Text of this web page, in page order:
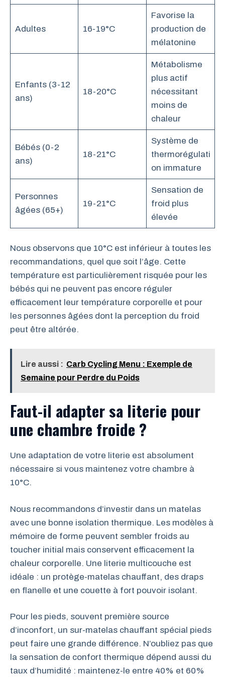
Adultes 16-19°C
Favorise la
production de
mélatonine
Enfants (3-12
ans)
18-20°C
Métabolisme
plus actif
nécessitant
moins de
chaleur
Bébés (0-2
ans)
18-21°C
Système de
thermorégulati
on immature
Personnes
âgées (65+)
19-21°C
Sensation de
froid plus
élevée
Nous observons que 10°C est inférieur à toutes les
recommandations, quel que soit l’âge. Cette
température est particulièrement risquée pour les
bébés qui ne peuvent pas encore réguler
efficacement leur température corporelle et pour
les personnes âgées dont la perception du froid
peut être altérée.
Lire aussi : Carb Cycling Menu : Exemple de
Semaine pour Perdre du Poids
Faut-il adapter sa literie pour
une chambre froide ?
Une adaptation de votre literie est absolument
nécessaire si vous maintenez votre chambre à
10°C.
Nous recommandons d’investir dans un matelas
avec une bonne isolation thermique. Les modèles à
mémoire de forme peuvent sembler froids au
toucher initial mais conservent efficacement la
chaleur corporelle. Une literie multicouche est
idéale : un protège-matelas chauffant, des draps
en flanelle et une couette à fort pouvoir isolant.
Pour les pieds, souvent première source
d’inconfort, un sur-matelas chauffant spécial pieds
peut faire une grande différence. N’oubliez pas que
la sensation de confort thermique dépend aussi du
taux d’humidité : maintenez-le entre 40% et 60%